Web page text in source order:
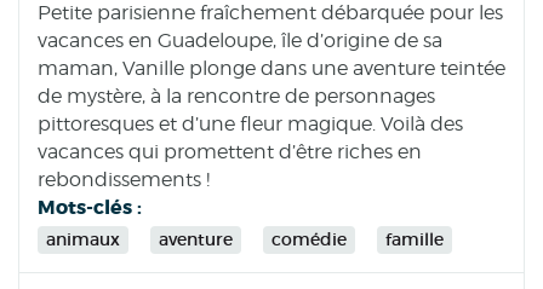
Petite parisienne fraîchement débarquée pour les
vacances en Guadeloupe, île d’origine de sa
maman, Vanille plonge dans une aventure teintée
de mystère, à la rencontre de personnages
pittoresques et d’une fleur magique. Voilà des
vacances qui promettent d’être riches en
rebondissements !
Mots-clés :
animaux aventure comédie famille